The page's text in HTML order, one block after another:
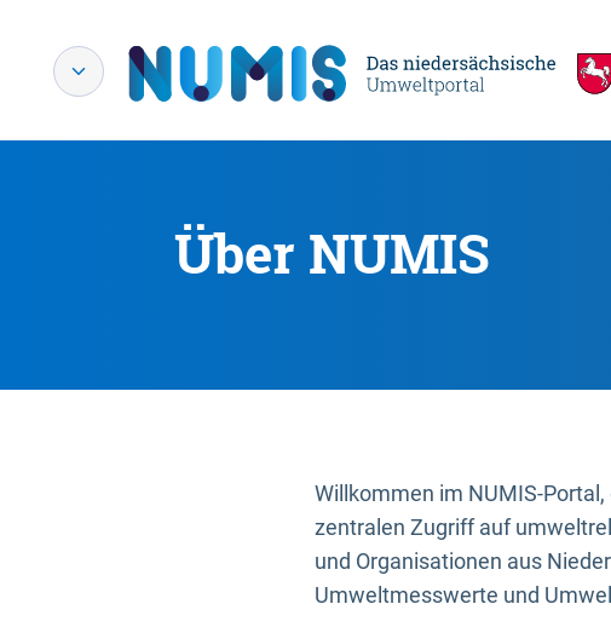
Über NUMIS
Willkommen im NUMIS-
zentralen Zugriff auf
und Organisationen aus
Umweltmesswerte und